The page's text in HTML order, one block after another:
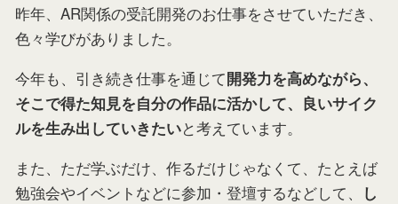
昨年、AR関係の受託開発のお仕事をさせていただき、
色々学びがありました。
今年も、引き続き仕事を通じて開発力を高めながら、
そこで得た知見を自分の作品に活かして、良いサイク
ルを生み出していきたいと考えています。
また、ただ学ぶだけ、作るだけじゃなくて、たとえば
勉強会やイベントなどに参加・登壇するなどして、
し